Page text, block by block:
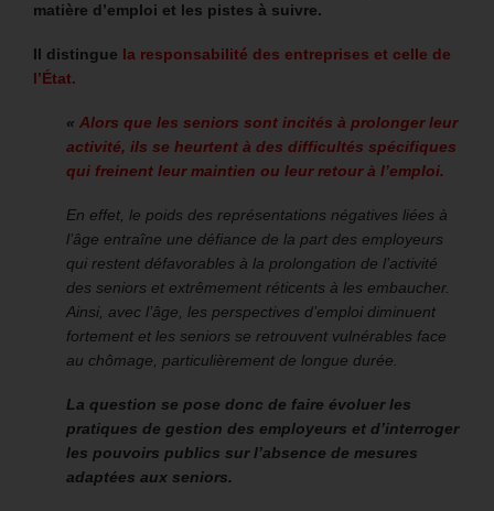
matière d’emploi et les pistes à suivre.
Il distingue la responsabilité des entreprises et celle de
l’État.
« Alors que les seniors sont incités à prolonger leur
activité, ils se heurtent à des difficultés spécifiques
qui freinent leur maintien ou leur retour à l’emploi.
En effet, le poids des représentations négatives liées à
l’âge entraîne une défiance de la part des employeurs
qui restent défavorables à la prolongation de l’activité
des seniors et extrêmement réticents à les embaucher.
Ainsi, avec l’âge, les perspectives d’emploi diminuent
fortement et les seniors se retrouvent vulnérables face
au chômage, particulièrement de longue durée.
La question se pose donc de faire évoluer les
pratiques de gestion des employeurs et d’interroger
les pouvoirs publics sur l’absence de mesures
adaptées aux seniors.